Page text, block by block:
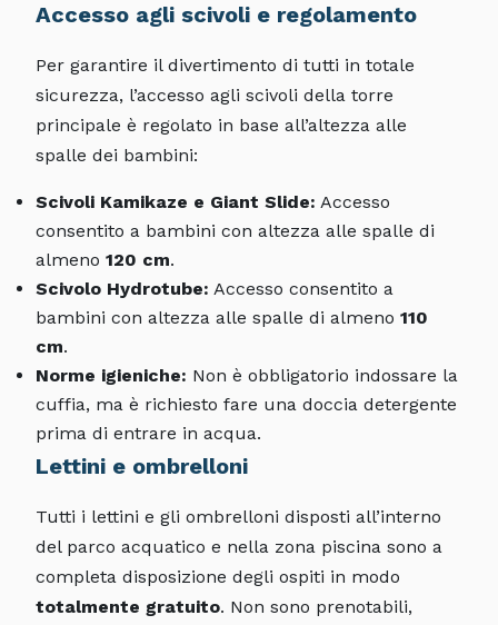
Accesso agli scivoli e regolamento
Per garantire il divertimento di tutti in totale
sicurezza, l’accesso agli scivoli della torre
principale è regolato in base all’altezza alle
spalle dei bambini:
Scivoli Kamikaze e Giant Slide: Accesso
consentito a bambini con altezza alle spalle di
almeno 120 cm.
Scivolo Hydrotube: Accesso consentito a
bambini con altezza alle spalle di almeno 110
cm.
Norme igieniche: Non è obbligatorio indossare la
cuffia, ma è richiesto fare una doccia detergente
prima di entrare in acqua.
Lettini e ombrelloni
Tutti i lettini e gli ombrelloni disposti all’interno
del parco acquatico e nella zona piscina sono a
completa disposizione degli ospiti in modo
totalmente gratuito. Non sono prenotabili,